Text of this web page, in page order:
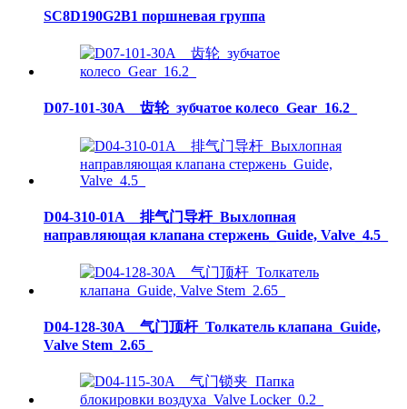
SC8D190G2B1 поршневая группа
D07-101-30A__齿轮_зубчатое колесо_Gear_16.2_
D04-310-01A__排气门导杆_Выхлопная
направляющая клапана стержень_Guide, Valve_4.5_
D04-128-30A__气门顶杆_Толкатель клапана_Guide,
Valve Stem_2.65_